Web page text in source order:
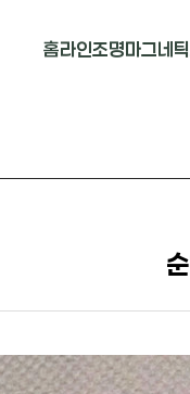
홈라인조명
펜던트
마그네